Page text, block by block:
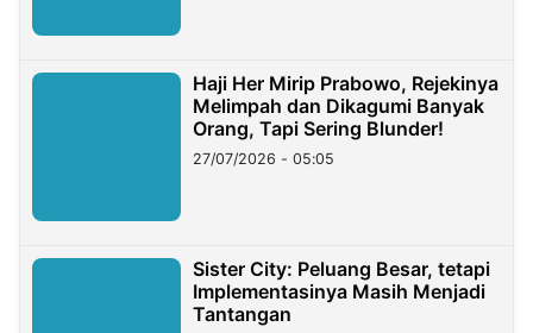
Haji Her Mirip Prabowo, Rejekinya
Melimpah dan Dikagumi Banyak
Orang, Tapi Sering Blunder!
27/07/2026 - 05:05
Sister City: Peluang Besar, tetapi
Implementasinya Masih Menjadi
Tantangan